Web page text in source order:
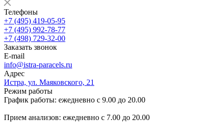
Телефоны
+7 (495) 419-05-95
+7 (495) 992-78-77
+7 (498) 729-32-00
Заказать звонок
E-mail
info@istra-paracels.ru
Адрес
Истра, ул. Маяковского, 21
Режим работы
График работы: ежедневно с 9.00 до 20.00
Прием анализов: ежедневно с 7.00 до 20.00